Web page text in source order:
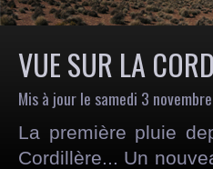
VUE SUR LA
Mis à jour le samedi 3
La première pluie
Cordillère... Un